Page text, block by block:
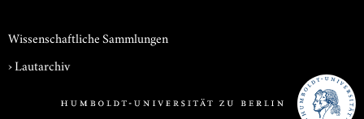
Wissenschaftliche Sammlungen
›Lautarchiv